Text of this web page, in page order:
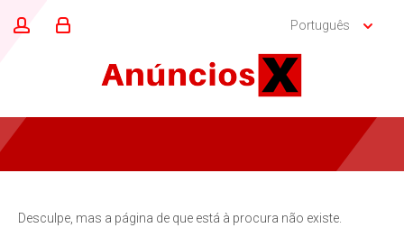
Português
Desculpe, mas a página de que está à procura não existe.